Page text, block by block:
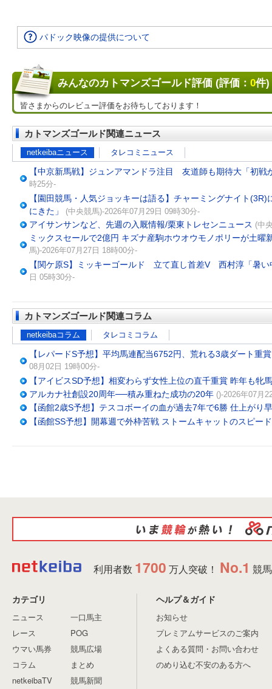
パドック映像の提供について
みんなのカトマンズゴールド評価 (評価： 0件)
皆さまからのレビュー評価をお待ちしております！
カトマンズゴールド関連ニュース
netkeibaニュース タレコミニュース
【中京新馬戦】ジュンアマンドラ注目 友道師も期待大「初戦
時25分-
【園田競馬・人気ジョッキーは語る】チャーミングナイト
にきた」
(中央競馬)-2026年07月29日 09時30分-
アイサンサンなど、先週の入厩情報/栗東トレセンニュース (中
ミックスセールで2億円 キズナ産駒ホウオウモノポリーが土曜
馬)-2026年07月27日 18時00分-
【関ケ原S】ミッキーゴールド 立て直し首差V 西村淳「暑い
日 05時30分-
カトマンズゴールド関連コラム
netkeibaコラム タレコミコラム
【レパードS予想】平均馬連配当6752円、荒れる3歳ダート重
08月02日 19時00分-
【アイビスSD予想】相変わらず女性上位の直千重賞 昨年も牝
アルカナ社創設20周年──積み重ねた成功の20年 ()-2026年07月
【函館2歳S予想】テスコボーイの血が過去7年で6勝 仕上がり
【函館SS予想】開幕週で外枠苦戦 ストームキャットのスピー
利用者数 1700 万人突破！ No.1 競
カテゴリ
ニュース
レース
ウマい馬券
コラム
netkeibaTV
一口馬主
POG
競馬広場
まとめ
競馬新聞
ヘルプ＆ガイド
お知らせ
プレミアムサービスのご案内
よくある質問・お問い合わせ
のめり込む不安のある方へ